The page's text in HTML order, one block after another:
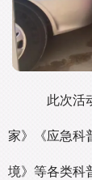
此次活
家》《应急科
境》等各类科